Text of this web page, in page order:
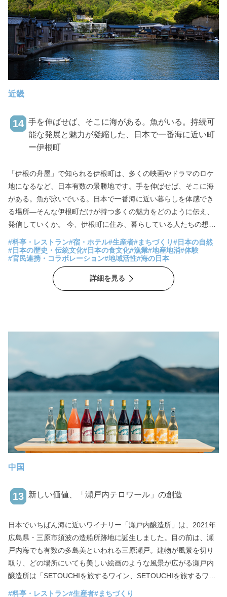
近畿
14 手を伸ばせば、そこに海がある。魚がいる。持続可
能な発展と魅力が凝縮した、日本で一番海に近い町
ー伊根町
「伊根の舟屋」で知られる伊根町は、多くの映画やドラマのロケ
地になるなど、日本有数の景勝地です。手を伸ばせば、そこに海
がある。魚が泳いでいる。日本で一番海に近い暮らしを体感でき
る場所―そんな伊根町だけが持つ多くの魅力をどのように伝え、
発信していくか。 今、伊根町に住み、暮らしている人たちの想い
やアイデアが、少しずつカタチになり始めています。初夏の岩ガ
キ、秋のアオリイカ、冬のブリ…四季を通じた旬の美味しさを味
わってもらうための取り組み。1日1組のお客様に限定し、一番海
に近い暮らしを心ゆくまで堪能してもらう宿泊。伊根町をさらに
活性化させる新しいツーリズムの可能性。 伊根町全体で歴史と自
#料亭・レストラン#宿・ホテル#生産者#まちづくり#日本の自然
#日本の歴史・伝統文化#日本の食文化#漁業#地産地消#体験
#官民連携・コラボレーション#地域活性#海の日本
詳細を見る
中国
13 新しい価値、「瀬戸内テロワール」の創造
日本でいちばん海に近いワイナリー「瀬戸内醸造所」は、2021年
広島県・三原市須波の造船所跡地に誕生しました。目の前は、瀬
戸内海でも有数の多島美といわれる三原瀬戸。建物が風景を切り
取り、どの場所にいても美しい絵画のような風景が広がる瀬戸内
醸造所は「SETOUCHIを旅するワイン、SETOUCHIを旅するワイ
ナリー」がコンセプト。産地ごとの特徴を活かし、補糖をせず果
#料亭・レストラン#生産者#まちづくり